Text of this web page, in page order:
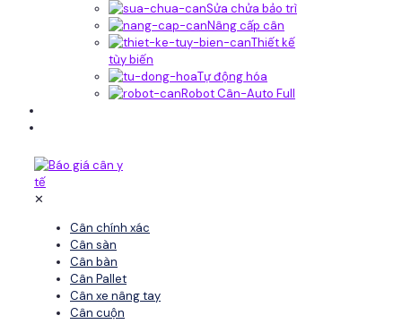
Sửa chửa bảo trì
Nâng cấp cân
Thiết kế
tùy biến
Tự động hóa
Robot Cân-Auto Full
✕
Cân chính xác
Cân sàn
Cân bàn
Cân Pallet
Cân xe nâng tay
Cân cuộn